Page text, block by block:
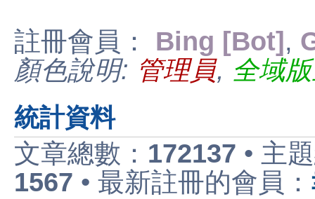
註冊會員： Bing [Bot] ,
顏色說明: 管理員, 全域
統計資料
文章總數： 172137 • 主
1567 • 最新註冊的會員：